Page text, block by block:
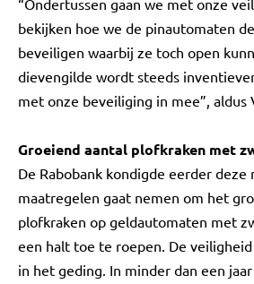
“Ondertussen gaan we met onze
bekijken hoe we de pinautomaten
beveiligen waarbij ze toch open
dievengilde wordt steeds
met onze beveiliging in mee”, aldus
Groeiend aantal plofkraken met
De Rabobank kondigde eerder deze
maatregelen gaat nemen om het
plofkraken op geldautomaten met
een halt toe te roepen. De
in het geding. In minder dan een